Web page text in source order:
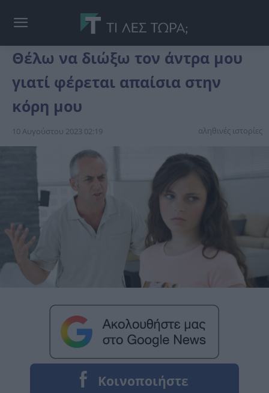
Θέλω να διώξω τον άντρα μου
γιατί φέρεται απαίσια στην
κόρη μου
10 Αυγούστου 2023 02:19 αληθινές ιστορίες